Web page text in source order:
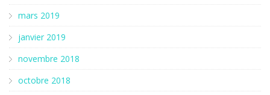
mars 2019
janvier 2019
novembre 2018
octobre 2018